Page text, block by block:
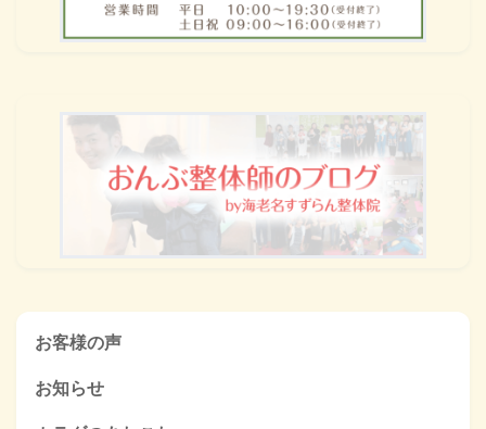
お客様の声
お知らせ